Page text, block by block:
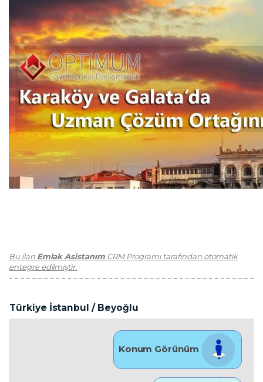
Bu ilan Emlak AsistanımCRM Programı tarafından otomatik
entegre edilmiştir.
Türkiye İstanbul / Beyoğlu
Konum Görünüm